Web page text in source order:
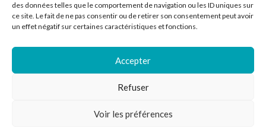
des données telles que le comportement de navigation ou les ID uniques sur
ce site. Le fait de ne pas consentir ou de retirer son consentement peut avoir
un effet négatif sur certaines caractéristiques et fonctions.
Accepter
Refuser
Voir les préférences
*TVA non applicable – article 293 B du CGI
RECHERCHER DES PRODUITS